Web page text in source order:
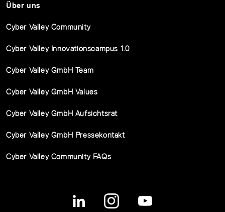
Über uns
Cyber Valley Community
Cyber Valley Innovationscampus 1.0
Cyber Valley GmbH Team
Cyber Valley GmbH Values
Cyber Valley GmbH Aufsichtsrat
Cyber Valley GmbH Pressekontakt
Cyber Valley Community FAQs